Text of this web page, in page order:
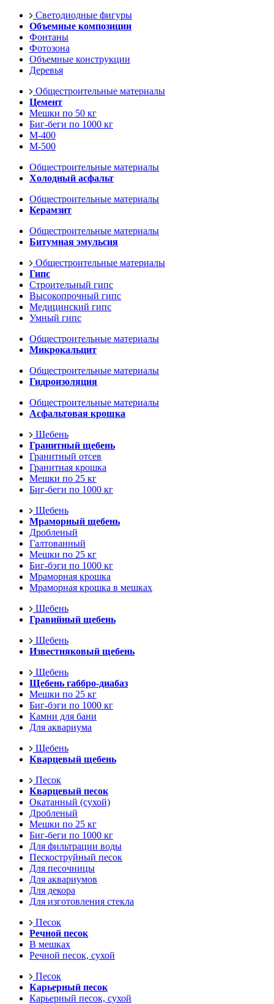
Светодиодные фигуры
Объемные композиции
Фонтаны
Фотозона
Объемные конструкции
Деревья
Общестроительные материалы
Цемент
Мешки по 50 кг
Биг-беги по 1000 кг
М-400
М-500
Общестроительные материалы
Холодный асфальт
Общестроительные материалы
Керамзит
Общестроительные материалы
Битумная эмульсия
Общестроительные материалы
Гипс
Строительный гипс
Высокопрочный гипс
Медицинский гипс
Умный гипс
Общестроительные материалы
Микрокальцит
Общестроительные материалы
Гидроизоляция
Общестроительные материалы
Асфальтовая крошка
Щебень
Гранитный щебень
Гранитный отсев
Гранитная крошка
Мешки по 25 кг
Биг-беги по 1000 кг
Щебень
Мраморный щебень
Дробленый
Галтованный
Мешки по 25 кг
Биг-бэги по 1000 кг
Мраморная крошка
Мраморная крошка в мешках
Щебень
Гравийный щебень
Щебень
Известняковый щебень
Щебень
Щебень габбро-диабаз
Мешки по 25 кг
Биг-бэги по 1000 кг
Камни для бани
Для аквариума
Щебень
Кварцевый щебень
Песок
Кварцевый песок
Окатанный (сухой)
Дробленый
Мешки по 25 кг
Биг-беги по 1000 кг
Для фильтрации воды
Пескоструйный песок
Для песочницы
Для аквариумов
Для декора
Для изготовления стекла
Песок
Речной песок
В мешках
Речной песок, сухой
Песок
Карьерный песок
Карьерный песок, сухой